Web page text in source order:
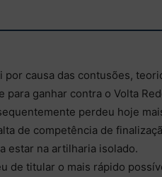
causa das contusões,
ganhar contra o Volta
perdeu hoje
de competência de
estar na artilharia isolado.
de titular o mais rápido